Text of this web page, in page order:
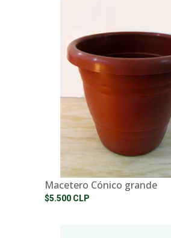
Macetero Cónico grande
$5.500 CLP